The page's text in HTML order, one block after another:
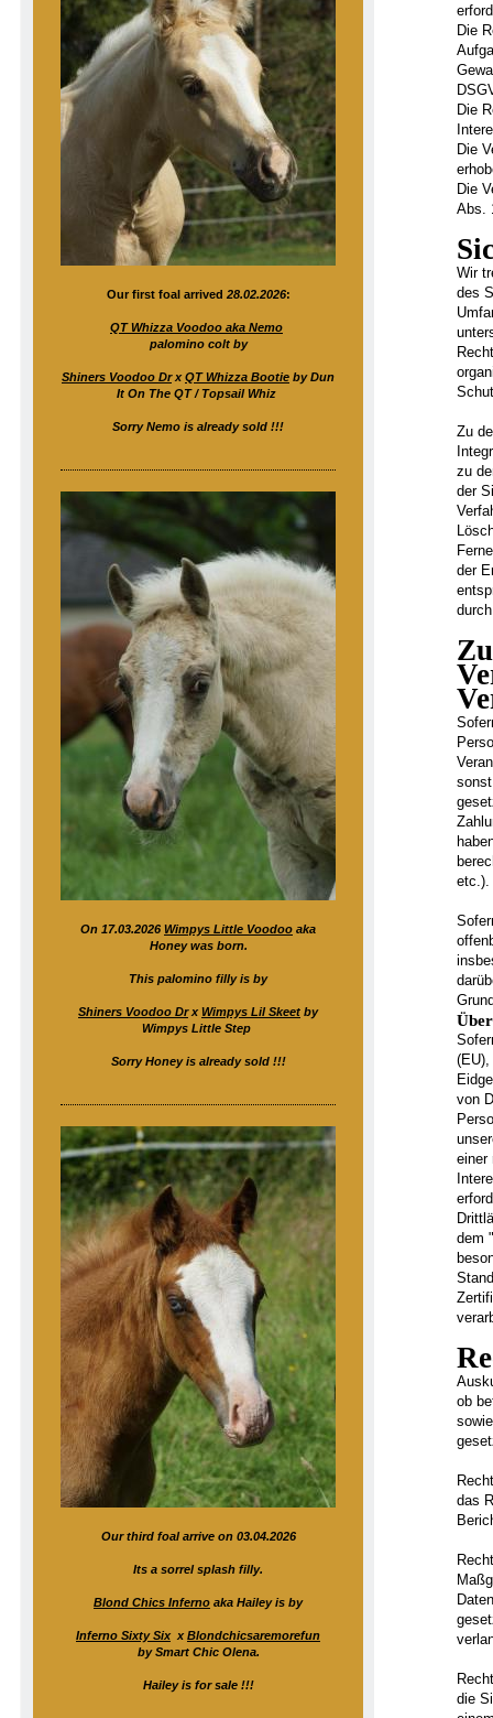
Our first foal arrived 28.02.2026:
QT Whizza Voodoo aka Nemo
palomino colt by
Shiners Voodoo DrxQT Whizza Bootie by Dun
It On The QT / Topsail Whiz
Sorry Nemo is already sold !!!
On 17.03.2026 Wimpys Little Voodoo aka
Honey was born.
This palomino filly is by
Shiners Voodoo DrxWimpys Lil Skeet by
Wimpys Little Step
Sorry Honey is already sold !!!
Our third foal arrive on 03.04.2026
Its a sorrel splash filly.
Blond Chics Inferno aka Hailey is by
Inferno Sixty SixxBlondchicsaremorefun
by Smart Chic Olena.
Hailey is for sale !!!
Die
Die
Die
Die
Abs.
Wir
des
Zu
zu
der
der
etc.).
von
einer
dem
ob
das
die